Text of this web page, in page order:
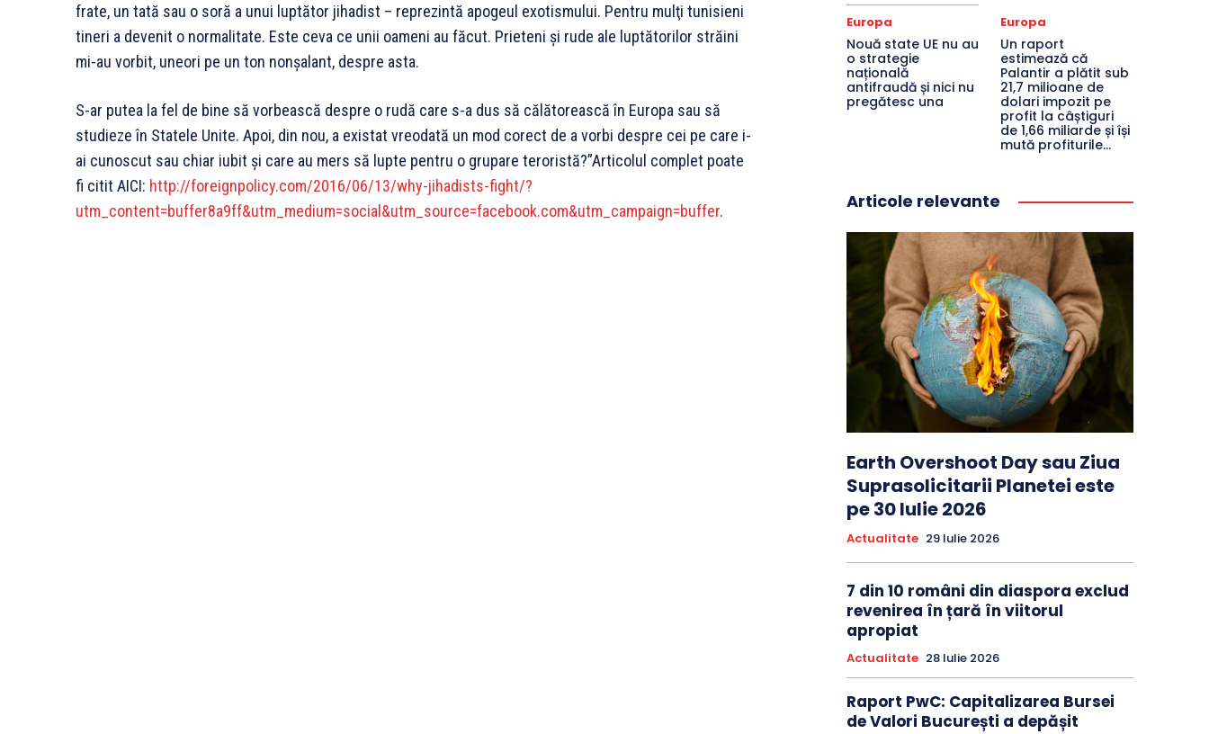
frate, un tată sau o soră a unui luptător jihadist – reprezintă apogeul exotismului. Pentru mulţi tunisieni
tineri a devenit o normalitate. Este ceva ce unii oameni au făcut. Prieteni şi rude ale luptătorilor străini
mi-au vorbit, uneori pe un ton nonşalant, despre asta.
S-ar putea la fel de bine să vorbească despre o rudă care s-a dus să călătorească în Europa sau să
studieze în Statele Unite. Apoi, din nou, a existat vreodată un mod corect de a vorbi despre cei pe care i-
ai cunoscut sau chiar iubit şi care au mers să lupte pentru o grupare teroristă?”Articolul complet poate
fi citit AICI: http://foreignpolicy.com/2016/06/13/why-jihadists-fight/?
utm_content=buffer8a9ff&utm_medium=social&utm_source=facebook.com&utm_campaign=buffer.
Europa
Nouă state UE nu au
o strategie
națională
antifraudă și nici nu
pregătesc una
Europa
Un raport
estimează că
Palantir a plătit sub
21,7 milioane de
dolari impozit pe
profit la câștiguri
de 1,66 miliarde și își
mută profiturile...
Articole relevante
Earth Overshoot Day sau Ziua
Suprasolicitarii Planetei este
pe 30 Iulie 2026
Actualitate 29 Iulie 2026
7 din 10 români din diaspora exclud
revenirea în țară în viitorul
apropiat
Actualitate 28 Iulie 2026
Raport PwC: Capitalizarea Bursei
de Valori București a depășit